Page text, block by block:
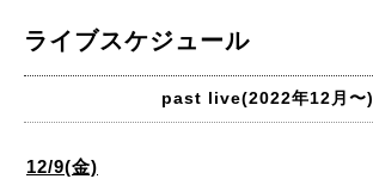
ライブスケジュール
past live(2022年12月〜)
12/9(金)